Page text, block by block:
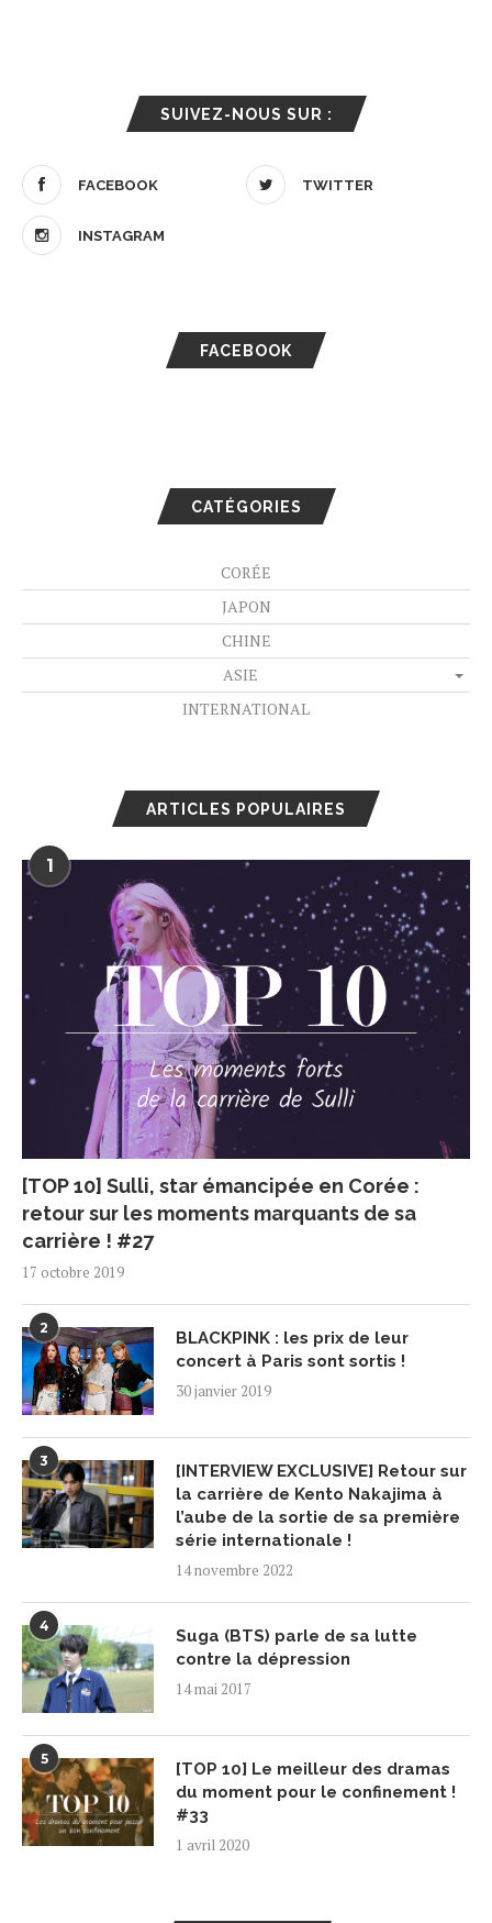
SUIVEZ-NOUS SUR :
FACEBOOK TWITTER
INSTAGRAM
FACEBOOK
CATÉGORIES
CORÉE
JAPON
CHINE
ASIE
INTERNATIONAL
ARTICLES POPULAIRES
1
[TOP 10] Sulli, star émancipée en Corée :
retour sur les moments marquants de sa
carrière ! #27
17 octobre 2019
2
BLACKPINK : les prix de leur
concert à Paris sont sortis !
30 janvier 2019
3
[INTERVIEW EXCLUSIVE] Retour sur
la carrière de Kento Nakajima à
l’aube de la sortie de sa première
série internationale !
14 novembre 2022
4
Suga (BTS) parle de sa lutte
contre la dépression
14 mai 2017
5
[TOP 10] Le meilleur des dramas
du moment pour le confinement !
#33
1 avril 2020